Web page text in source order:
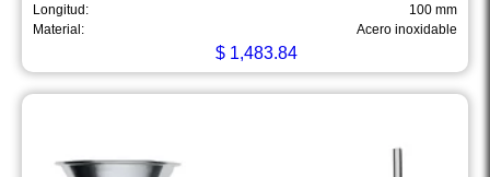
Longitud:
100 mm
Material:
Acero inoxidable
$1,483.84